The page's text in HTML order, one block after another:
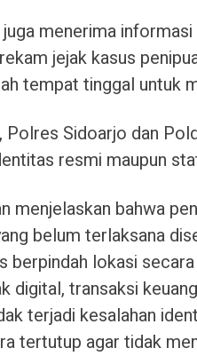
menerima
jejak kasus
tempat tinggal untuk
Polres Sidoarjo dan
resmi maupun
menjelaskan bahwa
belum terlaksana
berpindah lokasi
digital, transaksi
terjadi kesalahan
tertutup agar tidak